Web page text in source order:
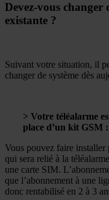
Devez-vous changer
existante ?
Suivant votre situation, il
changer de système dès
> Votre téléalarme
place d’un kit GSM :
Vous pouvez faire installer
qui sera relié à la
une carte SIM.
que l’abonnement à une
donc rentabilisé en 2 à 3